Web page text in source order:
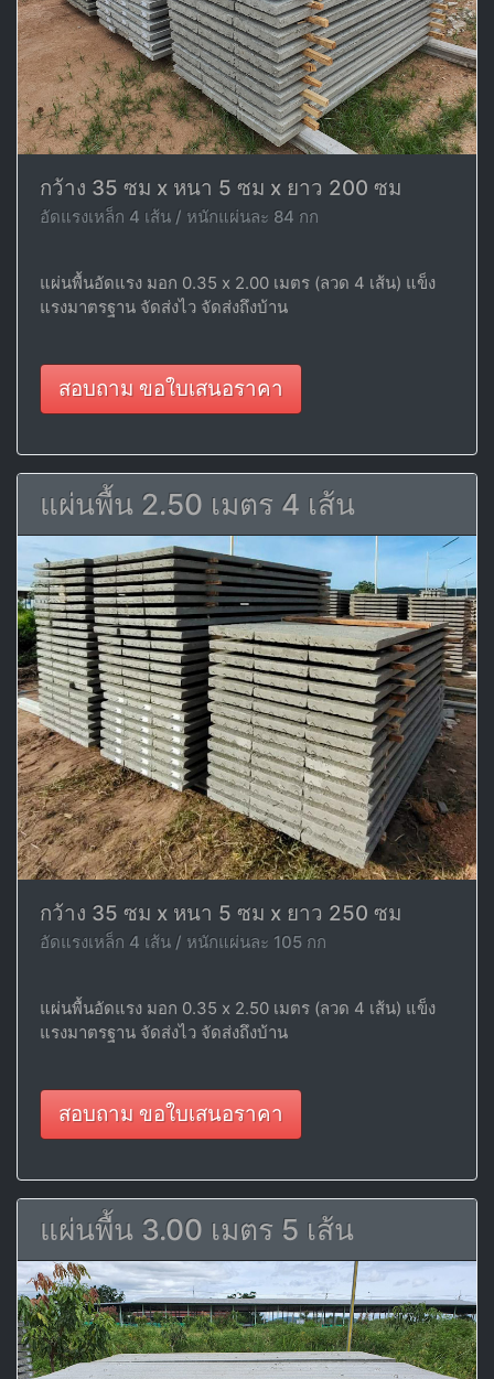
กว้าง 35 ซม x หนา 5 ซม x ยาว 200 ซม
อัดแรงเหล็ก 4 เส้น / หนักแผ่นละ 84 กก
แผ่นพื้นอัดแรง มอก 0.35 x 2.00 เมตร (ลวด 4 เส้น) แข็ง
แรงมาตรฐาน จัดส่งไว จัดส่งถึงบ้าน
สอบถาม ขอใบเสนอราคา
แผ่นพื้น 2.50 เมตร 4 เส้น
กว้าง 35 ซม x หนา 5 ซม x ยาว 250 ซม
อัดแรงเหล็ก 4 เส้น / หนักแผ่นละ 105 กก
แผ่นพื้นอัดแรง มอก 0.35 x 2.50 เมตร (ลวด 4 เส้น) แข็ง
แรงมาตรฐาน จัดส่งไว จัดส่งถึงบ้าน
สอบถาม ขอใบเสนอราคา
แผ่นพื้น 3.00 เมตร 5 เส้น